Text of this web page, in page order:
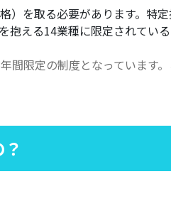
）を取る必要があります。特
抱える14業種に限定されてい
間限定の制度となっています